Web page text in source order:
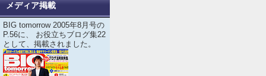
メディア掲載
BIG tomorrow 2005年8月号の
P.56に、 お役立ちブログ集22
として、掲載されました。